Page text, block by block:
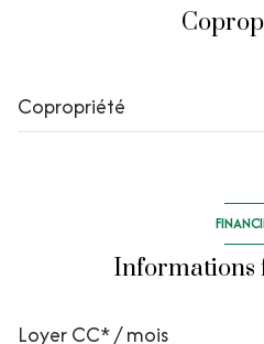
Copropriété
Informations
Loyer CC* / mois